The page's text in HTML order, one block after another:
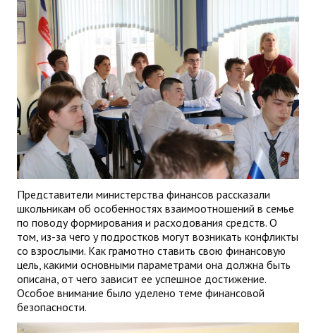
Представители министерства финансов рассказали
школьникам об особенностях взаимоотношений в семье
по поводу формирования и расходования средств. О
том, из-за чего у подростков могут возникать конфликты
со взрослыми. Как грамотно ставить свою финансовую
цель, какими основными параметрами она должна быть
описана, от чего зависит ее успешное достижение.
Особое внимание было уделено теме финансовой
безопасности.